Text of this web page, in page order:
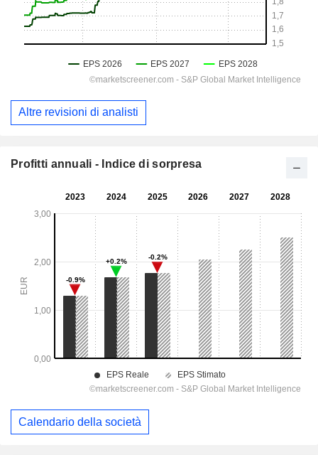
Altre revisioni di analisti
Profitti annuali - Indice di sorpresa
Calendario della società